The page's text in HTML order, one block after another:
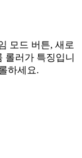
모드 버튼, 새로
롤러가 특징입니
하세요.